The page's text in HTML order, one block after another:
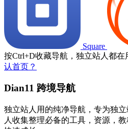
Square
按Ctrl+D收藏导航，独立站人都在
认首页？
Dian11 跨境导航
独立站人用的纯净导航，专为独
人收集整理必备的工具，资源，